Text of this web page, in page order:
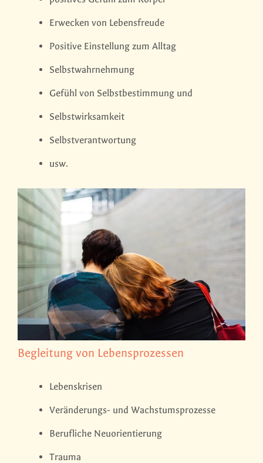
Erwecken von Lebensfreude
Positive Einstellung zum Alltag
Selbstwahrnehmung
Gefühl von Selbstbestimmung und
Selbstwirksamkeit
Selbstverantwortung
usw.
Begleitung von Lebensprozessen
Lebenskrisen
Veränderungs- und Wachstumsprozesse
Berufliche Neuorientierung
Trauma